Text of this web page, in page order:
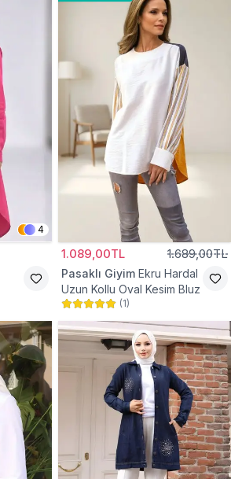
4
1.089,00TL 1.689,00TL
Pasaklı Giyim Ekru Hardal
Uzun Kollu Oval Kesim Bluz
(1)